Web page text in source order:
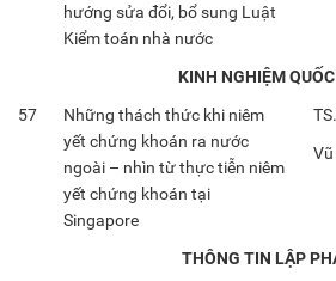
hướng sửa đổi, bổ sung Luật
Kiểm toán nhà nước
KINH NGHIỆM
57
Những thách thức khi niêm
yết chứng khoán ra nước
ngoài – nhìn từ thực tiễn niêm
yết chứng khoán tại
Singapore
THÔNG TIN LẬP